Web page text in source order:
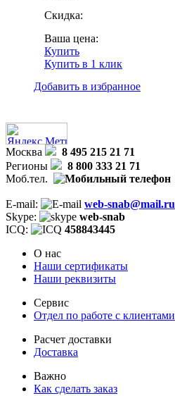
Скидка:
Ваша цена:
Купить
Купить в 1 клик
Добавить в избранное
Москва
8 495 215 21 71
Регионы
8 800 333 21 71
Моб.тел.
E-mail:
web-snab@mail.ru
Skype:
web-snab
ICQ:
458843445
О нас
Наши сертификаты
Наши реквизиты
Сервис
Отдел по работе с клиентами
Расчет доставки
Доставка
Важно
Как сделать заказ